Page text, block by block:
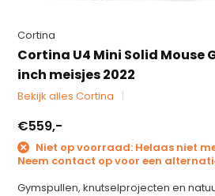
Cortina
Cortina U4 Mini Solid Mouse
inch meisjes 2022
Bekijk alles Cortina
€559,-
Niet op voorraad: Helaas niet
Neem contact op voor een
Gymspullen, knutselprojecten en